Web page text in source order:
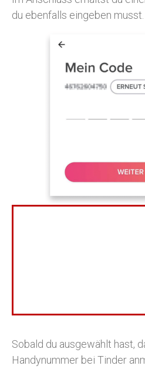
du ebenfalls eingeben musst.
Sobald du ausgewählt hast,
Handynummer bei Tinder